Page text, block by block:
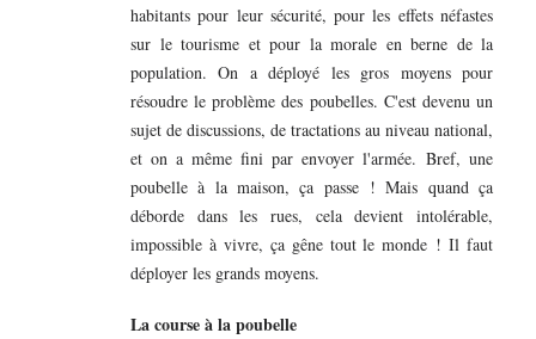
habitants pour leur sécurité, pour les effets néfastes
sur le tourisme et pour la morale en berne de la
population. On a déployé les gros moyens pour
résoudre le problème des poubelles. C'est devenu un
sujet de discussions, de tractations au niveau national,
et on a même fini par envoyer l'armée. Bref, une
poubelle à la maison, ça passe ! Mais quand ça
déborde dans les rues, cela devient intolérable,
impossible à vivre, ça gêne tout le monde ! Il faut
déployer les grands moyens.
La course à la poubelle